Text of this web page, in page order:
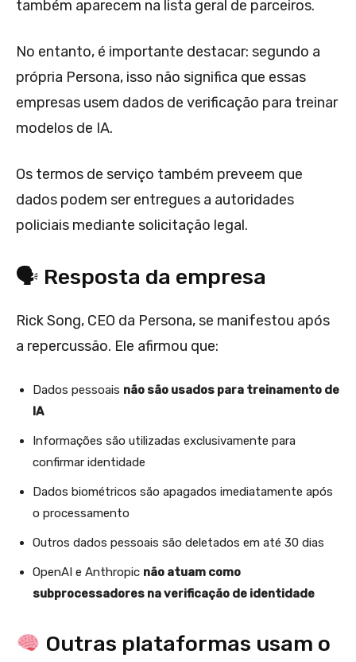
também aparecem na lista geral de parceiros.
No entanto, é importante destacar: segundo a
própria Persona, isso não significa que essas
empresas usem dados de verificação para treinar
modelos de IA.
Os termos de serviço também preveem que
dados podem ser entregues a autoridades
policiais mediante solicitação legal.
🗣 Resposta da empresa
Rick Song, CEO da Persona, se manifestou após
a repercussão. Ele afirmou que:
Dados pessoais não são usados para treinamento de
IA
Informações são utilizadas exclusivamente para
confirmar identidade
Dados biométricos são apagados imediatamente após
o processamento
Outros dados pessoais são deletados em até 30 dias
OpenAI e Anthropic não atuam como
subprocessadores na verificação de identidade
Outras plataformas usam o